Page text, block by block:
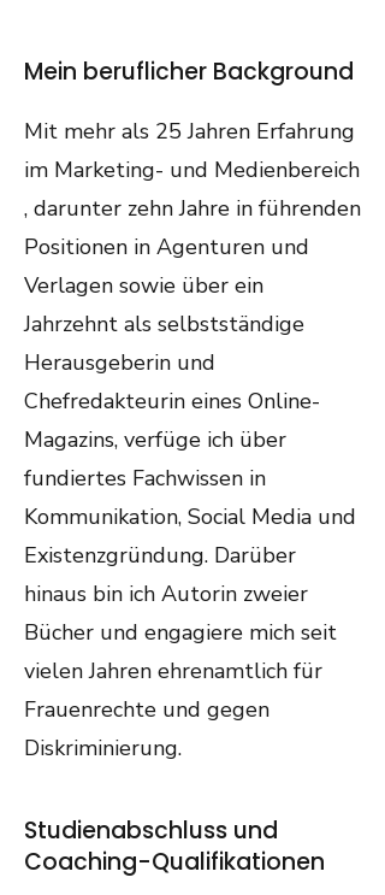
Mein beruflicher Background
Mit mehr als 25 Jahren Erfahrung
im Marketing- und Medienbereich
, darunter zehn Jahre in führenden
Positionen in Agenturen und
Verlagen sowie über ein
Jahrzehnt als selbstständige
Herausgeberin und
Chefredakteurin eines Online-
Magazins, verfüge ich über
fundiertes Fachwissen in
Kommunikation, Social Media und
Existenzgründung. Darüber
hinaus bin ich Autorin zweier
Bücher und engagiere mich seit
vielen Jahren ehrenamtlich für
Frauenrechte und gegen
Diskriminierung.
Studienabschluss und
Coaching-Qualifikationen